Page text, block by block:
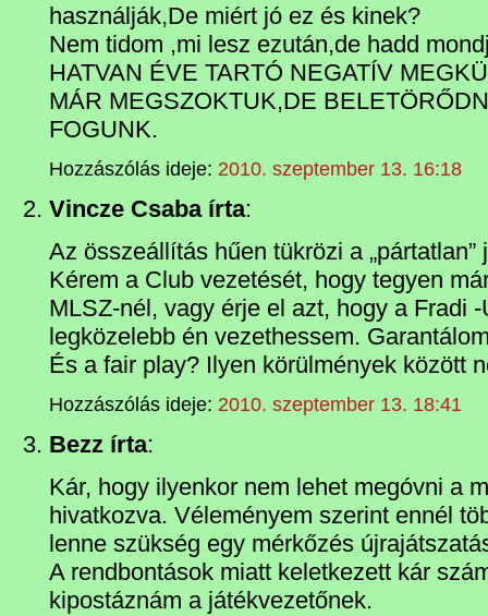
használják,De miért jó ez és kinek?
Nem tidom ,mi lesz ezután,de hadd
HATVAN ÉVE TARTÓ NEGATÍV
MÁR MEGSZOKTUK,DE
FOGUNK.
Hozzászólás ideje: 2010. szeptember 13. 16:18
Vincze Csaba írta:
Az összeállítás hűen tükrözi a
Kérem a Club vezetését, hogy tegyen
MLSZ-nél, vagy érje el azt, hogy a Fradi
legközelebb én vezethessem.
És a fair play? Ilyen körülmények között
Hozzászólás ideje: 2010. szeptember 13. 18:41
Bezz írta:
Kár, hogy ilyenkor nem lehet megóvni a
hivatkozva. Véleményem szerint ennél
lenne szükség egy mérkőzés
A rendbontások miatt keletkezett kár
kipostáznám a játékvezetőnek.